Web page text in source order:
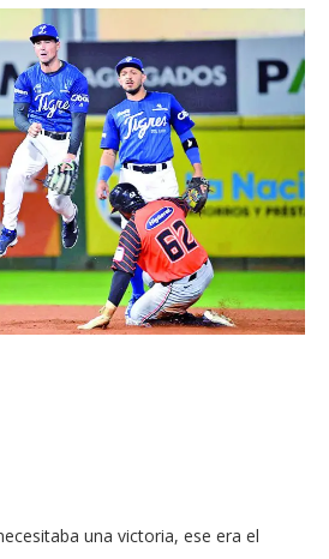
una victoria, ese era el